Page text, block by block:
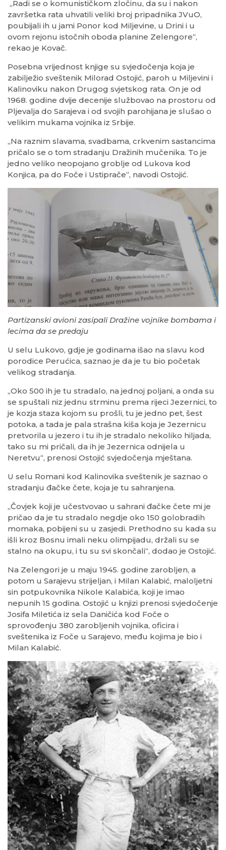
„Radi se o komunističkom zločinu, da su i nakon
završetka rata uhvatili veliki broj pripadnika JVuO,
poubijali ih u jami Ponor kod Miljevine, u Drini i u
ovom rejonu istočnih oboda planine Zelengore“,
rekao je Kovač.
Posebna vrijednost knjige su svjedočenja koja je
zabilježio sveštenik Milorad Ostojić, paroh u Miljevini i
Kalinoviku nakon Drugog svjetskog rata. On je od
1968. godine dvije decenije službovao na prostoru od
Pljevalja do Sarajeva i od svojih parohijana je slušao o
velikim mukama vojnika iz Srbije.
„Na raznim slavama, svadbama, crkvenim sastancima
pričalo se o tom stradanju Dražinih mučenika. To je
jedno veliko neopojano groblje od Lukova kod
Konjica, pa do Foče i Ustiprače“, navodi Ostojić.
Partizanski avioni zasipali Dražine vojnike bombama i
lecima da se predaju
U selu Lukovo, gdje je godinama išao na slavu kod
porodice Perućica, saznao je da je tu bio početak
velikog stradanja.
„Oko 500 ih je tu stradalo, na jednoj poljani, a onda su
se spuštali niz jednu strminu prema rijeci Jezernici, to
je kozja staza kojom su prošli, tu je jedno pet, šest
potoka, a tada je pala strašna kiša koja je Jezernicu
pretvorila u jezero i tu ih je stradalo nekoliko hiljada,
tako su mi pričali, da ih je Jezernica odnijela u
Neretvu“, prenosi Ostojić svjedočenja mještana.
U selu Romani kod Kalinovika sveštenik je saznao o
stradanju đačke čete, koja je tu sahranjena.
„Čovjek koji je učestvovao u sahrani đačke čete mi je
pričao da je tu stradalo negdje oko 150 golobradih
momaka, pobijeni su u zasjedi. Prethodno su kada su
išli kroz Bosnu imali neku olimpijadu, držali su se
stalno na okupu, i tu su svi skončali“, dodao je Ostojić.
Na Zelengori je u maju 1945. godine zarobljen, a
potom u Sarajevu strijeljan, i Milan Kalabić, maloljetni
sin potpukovnika Nikole Kalabića, koji je imao
nepunih 15 godina. Ostojić u knjizi prenosi svjedočenje
Josifa Miletića iz sela Daničića kod Foče o
sprovođenju 380 zarobljenih vojnika, oficira i
sveštenika iz Foče u Sarajevo, među kojima je bio i
Milan Kalabić.